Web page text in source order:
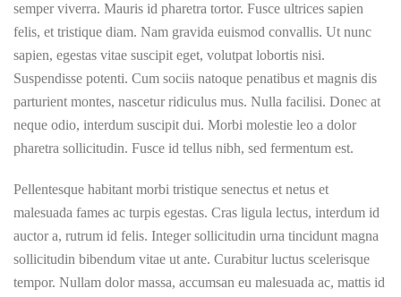
semper viverra. Mauris id pharetra tortor. Fusce ultrices sapien
felis, et tristique diam. Nam gravida euismod convallis. Ut nunc
sapien, egestas vitae suscipit eget, volutpat lobortis nisi.
Suspendisse potenti. Cum sociis natoque penatibus et magnis dis
parturient montes, nascetur ridiculus mus. Nulla facilisi. Donec at
neque odio, interdum suscipit dui. Morbi molestie leo a dolor
pharetra sollicitudin. Fusce id tellus nibh, sed fermentum est.
Pellentesque habitant morbi tristique senectus et netus et
malesuada fames ac turpis egestas. Cras ligula lectus, interdum id
auctor a, rutrum id felis. Integer sollicitudin urna tincidunt magna
sollicitudin bibendum vitae ut ante. Curabitur luctus scelerisque
tempor. Nullam dolor massa, accumsan eu malesuada ac, mattis id